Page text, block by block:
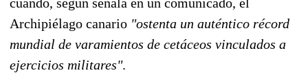
Archipiélago canario "ostenta un auténtico récord
mundial de varamientos de cetáceos vinculados a
ejercicios militares".